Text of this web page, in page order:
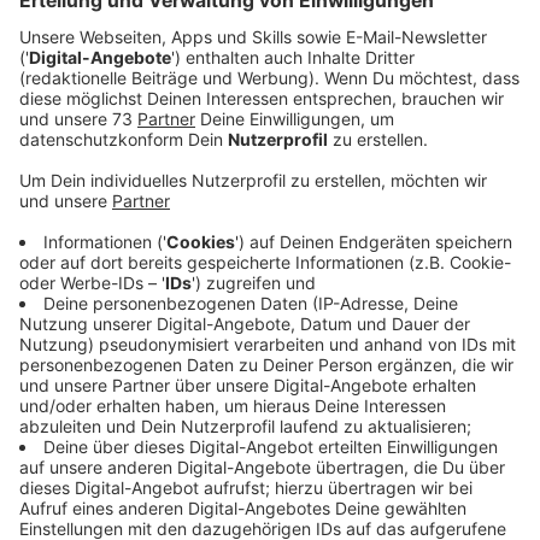
Anzeige
Die Sammelstelle für die Tierhilfe Ukraine
befindet sich in Vreden auf der Otto-Hahn-
Straße
Anzeige
Wenn über den Krieg in der Ukraine berichtet wird, geht
es meistens um die Menschen dort, denen geholfen
werden muss. Da geht die Hilfe für die Haustiere
etwas unter, sagt Annette, von der Tierhilfe Ukraine.
Sie macht sich stark dafür, dass den zurückgelassenen
Hunden, Katzen, Hamstern und anderen Haustieren, ihr